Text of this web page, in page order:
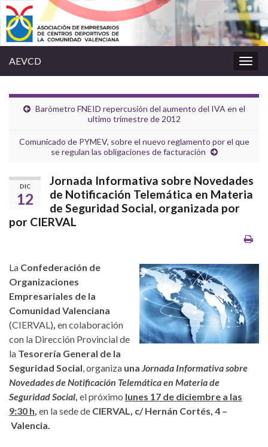
la
AEVCD
Barómetro FNEID repercusión del aumento del IVA en el
ultimo trimestre de 2012
Comunicado de PYMEV, sobre el nuevo reglamento por el que
se regulan las obligaciones de facturación
DIC
12
Jornada Informativa sobre Novedades
de Notificación Telemática en Materia
de Seguridad Social, organizada por
por CIERVAL
La Confederación de
Organizaciones
Empresariales de la
Comunidad Valenciana
(CIERVAL) en colaboración
con la Dirección Provincial de
la Tesorería General de la
Seguridad Social , organiza una Jornada Informativa sobre
Novedades de Notificación Telemática en Materia de
Seguridad Social el próximo lunes 17 de diciembre a las
9:30 h en la sede de CIERVAL, c/ Hernán Cortés, 4 –
Valencia.